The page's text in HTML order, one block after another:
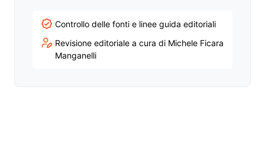
Controllo delle fonti e linee guida editoriali
Revisione editoriale a cura di Michele Ficara
Manganelli